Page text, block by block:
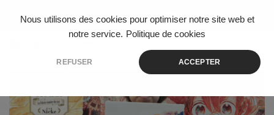
Nous utilisons des cookies pour optimiser notre site web et
notre service. Politique de cookies
REFUSER ACCEPTER
Skip to content